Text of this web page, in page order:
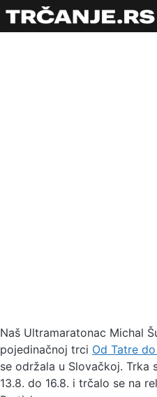
Naš Ultramaratonac Michal
pojedinačnoj trci Od Tatre
se održala u Slovačkoj. Trka
13.8. do 16.8. i trčalo se na